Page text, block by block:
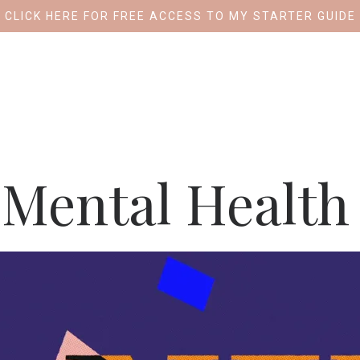
CLICK HERE FOR FREE ACCESS TO MY STARTER GUIDE
Health